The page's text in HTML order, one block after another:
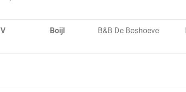
V Boijl B&B De Boshoeve